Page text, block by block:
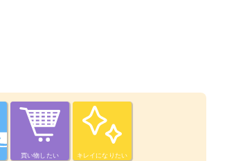
買い物したい キレイになりたい